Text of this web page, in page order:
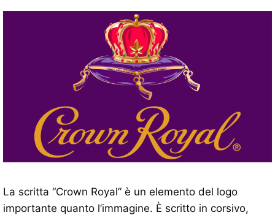
La scritta “Crown Royal” è un elemento del logo
importante quanto l’immagine. È scritto in corsivo,